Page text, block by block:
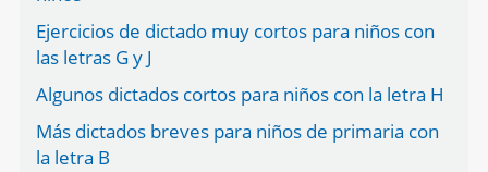
Ejercicios de dictado muy cortos para niños con
las letras G y J
Algunos dictados cortos para niños con la letra H
Más dictados breves para niños de primaria con
la letra B